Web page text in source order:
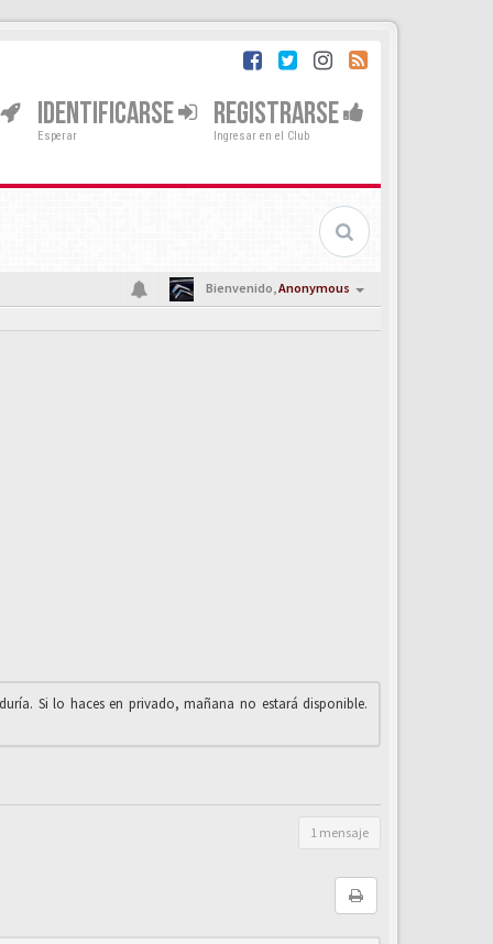
IDENTIFICARSE
Esperar
REGISTRARSE
Ingresar en el Club
Bienvenido,Anonymous
Si lo haces en privado, mañana no estará disponible.
1 mensaje